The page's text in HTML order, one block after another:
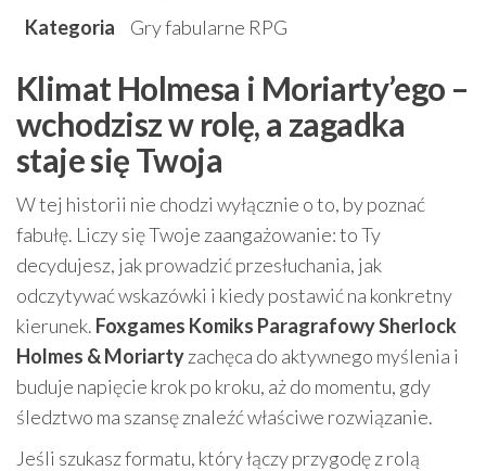
Kategoria
Gry fabularne RPG
Klimat Holmesa i Moriarty’ego –
wchodzisz w rolę, a zagadka
staje się Twoja
W tej historii nie chodzi wyłącznie o to, by poznać
fabułę. Liczy się Twoje zaangażowanie: to Ty
decydujesz, jak prowadzić przesłuchania, jak
odczytywać wskazówki i kiedy postawić na konkretny
kierunek. Foxgames Komiks Paragrafowy Sherlock
Holmes & Moriartyzachęca do aktywnego myślenia i
buduje napięcie krok po kroku, aż do momentu, gdy
śledztwo ma szansę znaleźć właściwe rozwiązanie.
Jeśli szukasz formatu, który łączy przygodę z rolą